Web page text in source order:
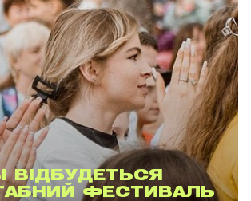
ВІДБУДЕТЬСЯ
ФЕСТИВАЛЬ